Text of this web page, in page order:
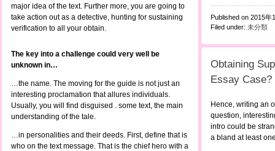
Published on 2015年
Filed under: 未分類
major idea of the text. Further more, you are going to
take action out as a detective, hunting for sustaining
verification to all your obtain.
The key into a challenge could very well be
unknown in…
…the name. The moving for the guide is not just an
interesting proclamation that allures individuals.
Usually, you will find disguised . some text, the main
understanding of the tale.
…in personalities and their deeds. First, define that is
who on the text message. That is the chief hero with a
Obtaining
Essay Case?
Hence, writing an
question,
intro could be
a bland at least